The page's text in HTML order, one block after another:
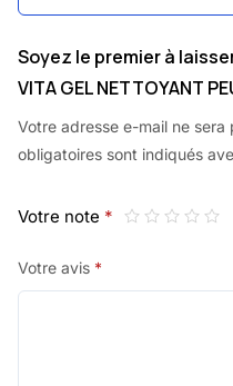
Soyez le premier à
VITA GEL NETTOYANT
Votre adresse e-mail ne sera
obligatoires sont indiqués
Votre note *
Votre avis *